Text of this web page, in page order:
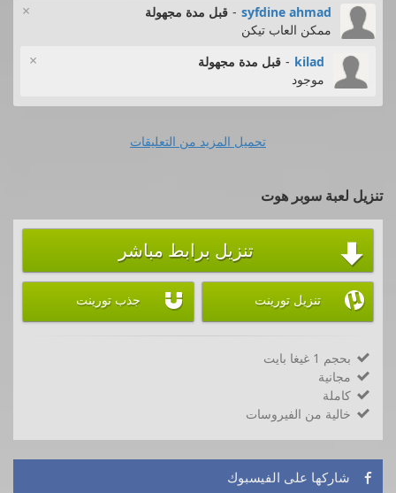
× syfdine ahmad
- قبل مدة مجهولة
ممكن العاب تيكن
× kilad
- قبل مدة مجهولة
موجود
تحميل المزيد من التعليقات
تنزيل لعبة سوبر هوت
 تنزيل برابط مباشر
 تنزيل تورينت  جذب تورينت
 بحجم 1 غيغا بايت
 مجانية
 كاملة
 خالية من الفيروسات
 شاركها على الفيسبوك